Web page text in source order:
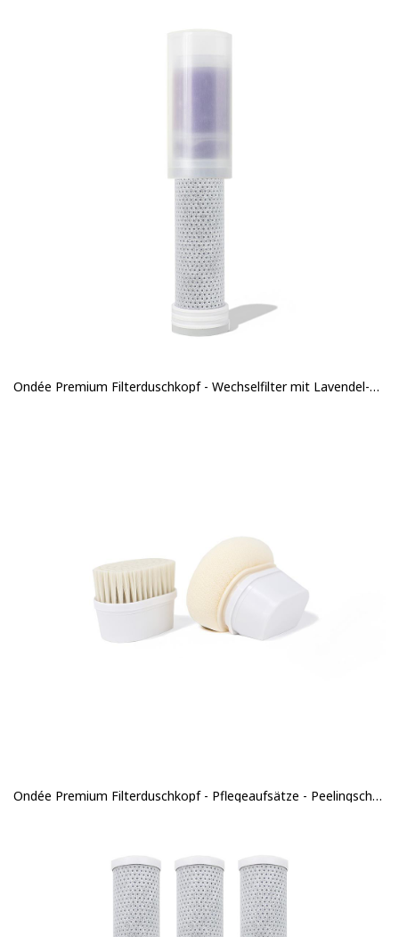
Ondée Premium Filterduschkopf - Wechselfilter mit Lavendel-Duft
Ondée Premium Filterduschkopf - Pflegeaufsätze - Peelingschwamm & Waschbürste